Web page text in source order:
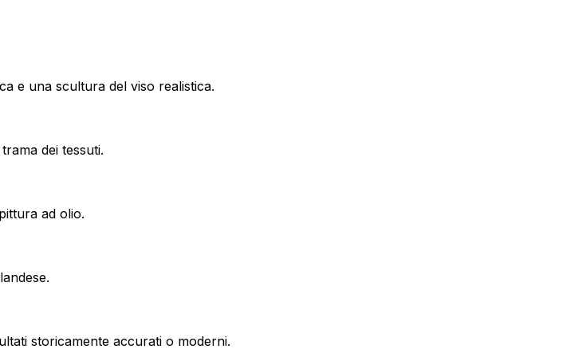
e una scultura del viso realistica.
dei tessuti.
ad olio.
storicamente accurati o moderni.